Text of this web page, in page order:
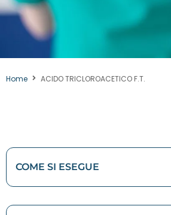
Home ACIDO TRICLOROACETICO F.T.
COME SI ESEGUE